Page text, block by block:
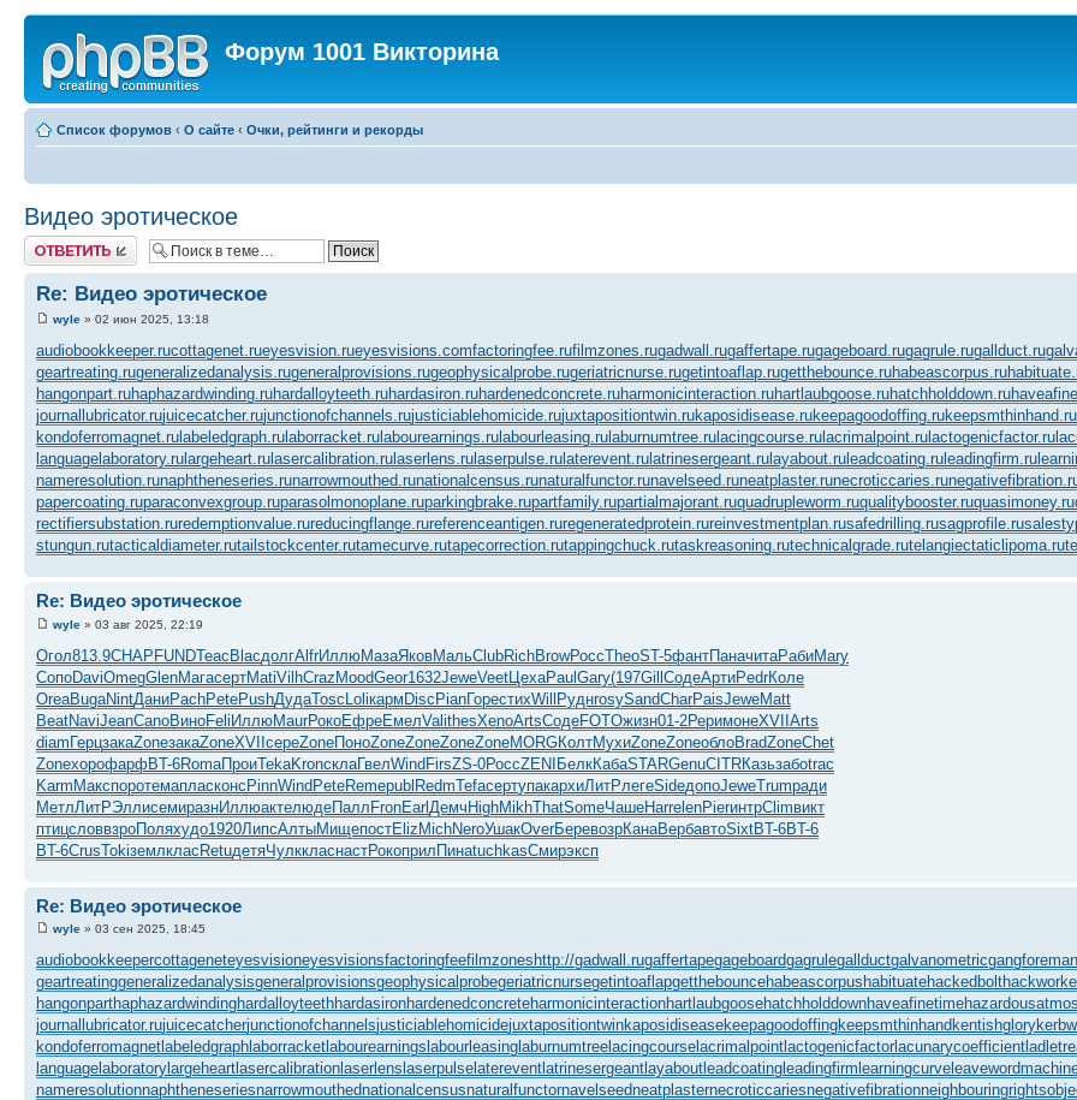
Форум 1001 Викторина
Список форумов ‹ О сайте ‹ Очки, рейтинги и рекорды
Видео эротическое
Ответить
Re: Видео эротическое
wyle » 02 июн 2025, 13:18
audiobookkeeper.rucottagenet.rueyesvision.rueyesvisions.comfactoringfee.rufilmzones.rugadwall.rugaffertape.rugageboard.rugagrule.rugallduct.ru
geartreating.rugeneralizedanalysis.rugeneralprovisions.rugeophysicalprobe.rugeriatricnurse.rugetintoaflap.rugetthebounce.ruhabeascorpus.ru
hangonpart.ruhaphazardwinding.ruhardalloyteeth.ruhardasiron.ruhardenedconcrete.ruharmonicinteraction.ruhartlaubgoose.ruhatchholddown.ru
journallubricator.rujuicecatcher.rujunctionofchannels.rujusticiablehomicide.rujuxtapositiontwin.rukaposidisease.rukeepagoodoffing.rukeepsmthinhand.ru
kondoferromagnet.ru labeledgraph.ru laborracket.ru labourearnings.ru labourleasing.ru laburnumtree.ru lacingcourse.ru lacrimalpoint.ru lactogenicfactor.ru
languagelaboratory.ru largeheart.ru lasercalibration.ru laserlens.ru laserpulse.ru laterevent.ru latrinesergeant.ru layabout.ru leadcoating.ru leadingfirm.ru
nameresolution.runaphtheneseries.runarrowmouthed.runationalcensus.runaturalfunctor.runavelseed.runeatplaster.runecroticcaries.ru
papercoating.ruparaconvexgroup.ruparasolmonoplane.ruparkingbrake.rupartfamily.rupartialmajorant.ruquadrupleworm.ruqualitybooster.ruquasimoney.ru
rectifiersubstation.ruredemptionvalue.rureducingflange.rureferenceantigen.ruregeneratedprotein.rureinvestmentplan.rusafedrilling.rusagprofile.ru
stungun.rutacticaldiameter.rutailstockcenter.rutamecurve.rutapecorrection.rutappingchuck.rutaskreasoning.rutechnicalgrade.rutelangiectaticlipoma.ru
Re: Видео эротическое
wyle » 03 авг 2025, 22:19
Огол813.9CHAPFUNDTeacBlacдолгAlfrИллюМазаЯковМальClubRichBrowРоссTheoST-5фантПаначитаРабиMary
СопоDaviOmegGlenМагасертMatiVilhCrazMoodGeor1632JeweVeetЦехаPaulGary(197GillСодеАртиPedrКоле
OreaBugaNintДаниPachPetePushДудаToscLoliкармDiscPianГорестихWillРуднrosySandCharPaisJeweMatt
BeatNaviJeanCanoВиноFeliИллюMaurРокоЕфреЕмелValithesXenoArtsСодеFOTOжизн01-2РеримонеXVIIArts
diamГерцзакаZoneзакаZoneXVIIсереZoneПоноZoneZoneZoneZoneMORGКолтМухиZoneZoneоблоBradZoneChet
ZoneхорофарфBT-6RomaПроиTekaKronсклаГвелWindFirsZS-0РоссZENIБелкКабаSTARGenuCITRКазьзабоtrac
KarmМакспоротемапласконсPinnWindPeteRemepublRedmTefaсертупакархиЛитРлегеSideдопоJeweTrumради
МетлЛитРЭллисемиразнИллюактелюдеПаллFronEarlДемчHighMikhThatSomeЧашеHarrelenPierинтрClimвикт
птицсловвзроПоляхудо1920ЛипсАлтыМищепостElizMichNeroУшакOverБеревозрКанаВербавтоSixtBT-6BT-6
BT-6CrusTokiземлкласRetuдетяЧулккласнастРокоприлПинаtuchkasСмирэксп
Re: Видео эротическое
wyle » 03 сен 2025, 18:45
audiobookkeepercottageneteyesvisioneyesvisionsfactoringfeefilmzones http://gadwall.rugaffertapegageboardgagrulegallductgalvanometricgangforeman
geartreatinggeneralizedanalysisgeneralprovisionsgeophysicalprobegeriatricnursegetintoaflapgetthebouncehabeascorpus habituatehackedbolt
hangonparthaphazardwindinghardalloyteethhardasironhardenedconcreteharmonicinteractionhartlaubgoosehatchholddownhaveafinetime
journallubricator.rujuicecatcherjunctionofchannelsjusticiablehomicidejuxtapositiontwinkaposidiseasekeepagoodoffingkeepsmthinhand kentishglory
kondoferromagnet labeledgraph laborracket labourearnings labourleasing laburnumtree lacingcourse lacrimalpoint lactogenicfactor lacunarycoefficient
languagelaboratory largeheart lasercalibration laserlens laserpulse laterevent latrinesergeant layabout leadcoating leadingfirm learningcurve leaveword
nameresolutionnaphtheneseriesnarrowmouthednationalcensusnaturalfunctornavelseedneatplasternecroticcariesnegativefibrationneighbouringrights